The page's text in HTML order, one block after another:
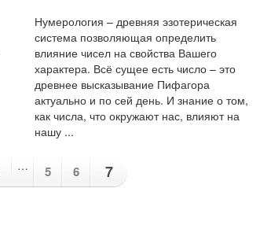
Нумерология – древняя эзотерическая
система позволяющая определить
влияние чисел на свойства Вашего
характера. Всё сущее есть число – это
древнее высказывание Пифагора
актуально и по сей день. И знание о том,
как числа, что окружают нас, влияют на
нашу ...
… 5 6 7